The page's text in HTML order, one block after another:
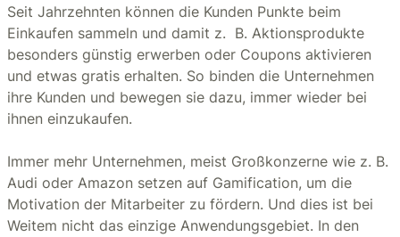
Seit Jahrzehnten können die Kunden Punkte beim
Einkaufen sammeln und damit z. B. Aktionsprodukte
besonders günstig erwerben oder Coupons aktivieren
und etwas gratis erhalten. So binden die Unternehmen
ihre Kunden und bewegen sie dazu, immer wieder bei
ihnen einzukaufen.
Immer mehr Unternehmen, meist Großkonzerne wie z. B.
Audi oder Amazon setzen auf Gamification, um die
Motivation der Mitarbeiter zu fördern. Und dies ist bei
Weitem nicht das einzige Anwendungsgebiet. In den